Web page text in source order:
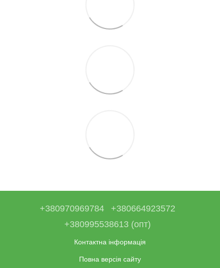
+380970969784
+380664923572
+380995538613 (опт)
Контактна інформація
Повна версія сайту